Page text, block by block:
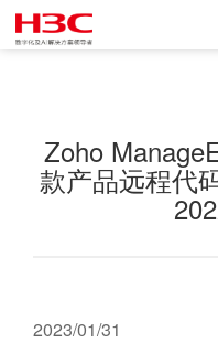
Zoho
款产品远程代
2023/01/31